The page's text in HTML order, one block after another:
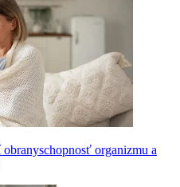
organizmu a